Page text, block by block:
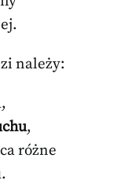
należy:
,
różne